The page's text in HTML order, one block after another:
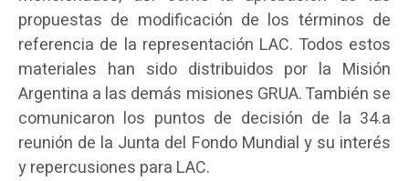
propuestas de modificación de los términos de
referencia de la representación LAC. Todos estos
materiales han sido distribuidos por la Misión
Argentina a las demás misiones GRUA. También se
comunicaron los puntos de decisión de la 34.a
reunión de la Junta del Fondo Mundial y su interés
y repercusiones para LAC.